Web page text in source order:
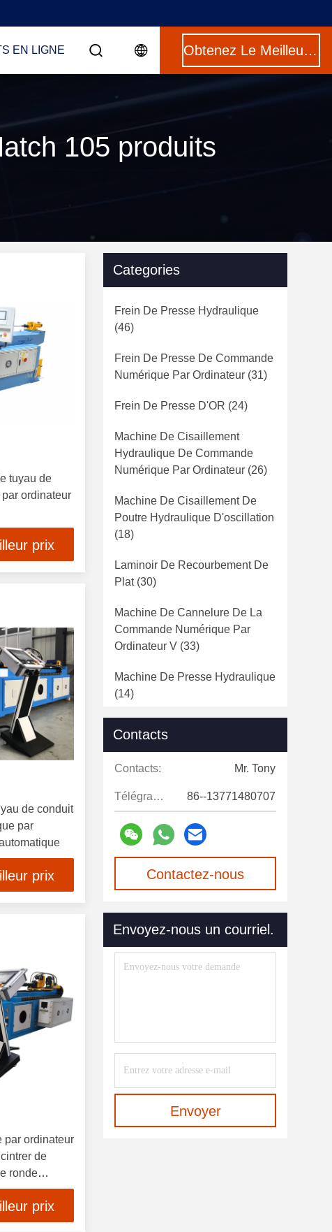
EN LIGNE Obtenez Le Meilleur Prix
105 produits
tuyau de
ordinateur
prix
de conduit
par
prix
par ordinateur
de
ronde
prix
Categories
Frein De Presse Hydraulique
(46)
Frein De Presse De Commande
Numérique Par Ordinateur (31)
Frein De Presse D'OR (24)
Machine De Cisaillement
Hydraulique De Commande
Numérique Par Ordinateur (26)
Machine De Cisaillement De
Poutre Hydraulique D'oscillation
(18)
Laminoir De Recourbement De
Plat(30)
Machine De Cannelure De La
Commande Numérique Par
Ordinateur V (33)
Machine De Presse Hydraulique
(14)
Presse De Puissance
Poinçonneuse De Tourelle De
Commande Numérique Par
Ordinateur
Découpeuse De Laser De Fibre
Chaîne De Production De
Polonais Léger(22)
Machine À Cintrer De Profil
Coupé À La Longueur De Ligne
(10)
Machine De Soudure Laser De
Contacts
Contacts: Mr. Tony
Télégramme: 86--13771480707
Contactez-nous
Envoyez-nous un courriel.
Envoyer